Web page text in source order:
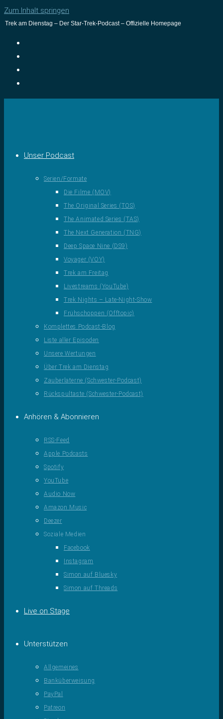
Zum Inhalt springen
Trek am Dienstag – Der Star-Trek-Podcast – Offizielle Homepage
Unser Podcast
Serien/Formate
Die Filme (MOV)
The Original Series (TOS)
The Animated Series (TAS)
The Next Generation (TNG)
Deep Space Nine (DS9)
Voyager (VOY)
Trek am Freitag
Livestreams (YouTube)
Trek Nights – Late-Night-Show
Frühschoppen (Offtopic)
Komplettes Podcast-Blog
Liste aller Episoden
Unsere Wertungen
Über Trek am Dienstag
Zauberlaterne (Schwester-Podcast)
Rückspultaste (Schwester-Podcast)
Anhören & Abonnieren
RSS-Feed
Apple Podcasts
Spotify
YouTube
Audio Now
Amazon Music
Deezer
Soziale Medien
Facebook
Instagram
Simon auf Bluesky
Simon auf Threads
Live on Stage
Unterstützen
Allgemeines
Banküberweisung
PayPal
Patreon